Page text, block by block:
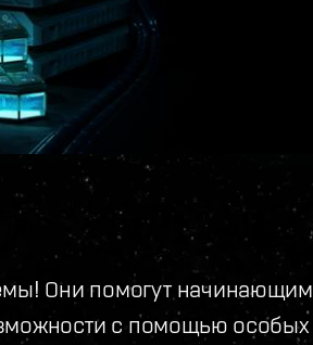
Они помогут начинающим
с помощью особых